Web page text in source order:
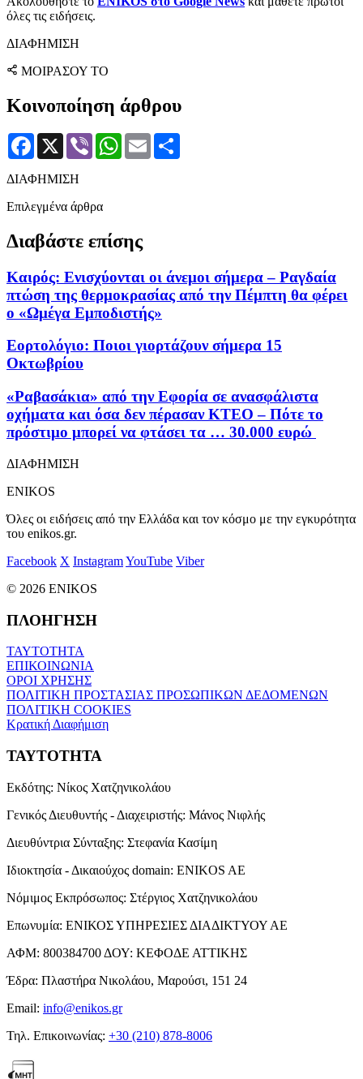
όλες τις ειδήσεις.
ΔΙΑΦΗΜΙΣΗ
ΜΟΙΡΑΣΟΥ ΤΟ
Κοινοποίηση άρθρου
Facebook
X Viber WhatsApp
Email
ΔΙΑΦΗΜΙΣΗ
Επιλεγμένα άρθρα
Διαβάστε επίσης
Καιρός: Ενισχύονται οι άνεμοι σήμερα – Ραγδαία
πτώση της θερμοκρασίας από την Πέμπτη θα φέρει
ο «Ωμέγα Εμποδιστής»
Εορτολόγιο: Ποιοι γιορτάζουν σήμερα 15
Οκτωβρίου
«Ραβασάκια» από την Εφορία σε ανασφάλιστα
οχήματα και όσα δεν πέρασαν ΚΤΕΟ – Πότε το
πρόστιμο μπορεί να φτάσει τα … 30.000 ευρώ
ΔΙΑΦΗΜΙΣΗ
ENIKOS
Όλες οι ειδήσεις από την Ελλάδα και τον κόσμο με την εγκυρότητα
του enikos.gr.
Facebook X InstagramYouTube Viber
© 2026 ENIKOS
ΠΛΟΗΓΗΣΗ
ΤΑΥΤΟΤΗΤΑ
ΕΠΙΚΟΙΝΩΝΙΑ
ΟΡΟΙ ΧΡΗΣΗΣ
ΠΟΛΙΤΙΚΗ ΠΡΟΣΤΑΣΙΑΣ ΠΡΟΣΩΠΙΚΩΝ ΔΕΔΟΜΕΝΩΝ
ΠΟΛΙΤΙΚΗ COOKIES
Κρατική Διαφήμιση
ΤΑΥΤΟΤΗΤΑ
Εκδότης: Νίκος Χατζηνικολάου
Γενικός Διευθυντής - Διαχειριστής: Μάνος Νιφλής
Διευθύντρια Σύνταξης: Στεφανία Κασίμη
Ιδιοκτησία - Δικαιούχος domain: ENIKOS AE
Νόμιμος Εκπρόσωπος: Στέργιος Χατζηνικολάου
Επωνυμία: ΕΝΙΚΟΣ ΥΠΗΡΕΣΙΕΣ ΔΙΑΔΙΚΤΥΟΥ ΑΕ
ΑΦΜ: 800384700 ΔΟΥ: ΚΕΦΟΔΕ ΑΤΤΙΚΗΣ
Έδρα: Πλαστήρα Νικολάου, Μαρούσι, 151 24
Email: info@enikos.gr
Τηλ. Επικοινωνίας: +30 (210) 878-8006